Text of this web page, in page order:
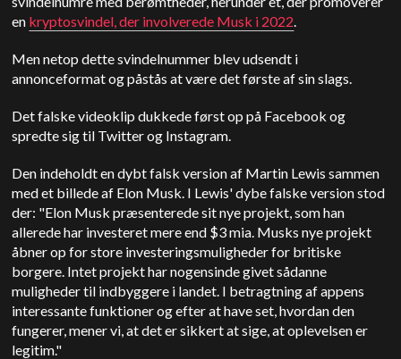
en kryptosvindel, der involverede Musk i 2022.
Men netop dette svindelnummer blev udsendt i
annonceformat og påstås at være det første af sin slags.
Det falske videoklip dukkede først op på Facebook og
spredte sig til Twitter og Instagram.
Den indeholdt en dybt falsk version af Martin Lewis sammen
med et billede af Elon Musk. I Lewis' dybe falske version stod
der: "Elon Musk præsenterede sit nye projekt, som han
allerede har investeret mere end $3 mia. Musks nye projekt
åbner op for store investeringsmuligheder for britiske
borgere. Intet projekt har nogensinde givet sådanne
muligheder til indbyggere i landet. I betragtning af appens
interessante funktioner og efter at have set, hvordan den
fungerer, mener vi, at det er sikkert at sige, at oplevelsen er
legitim."